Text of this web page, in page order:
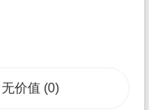
无价值 (0)